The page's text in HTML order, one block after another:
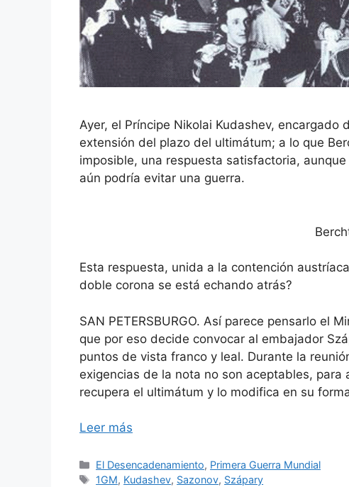
Ayer, el Príncipe Nikolai Kudashev, encargado
extensión del plazo del ultimátum; a lo que
imposible, una respuesta satisfactoria,
aún podría evitar una guerra.
Esta respuesta, unida a la contención
doble corona se está echando atrás?
SAN PETERSBURGO. Así parece pensarlo el
que por eso decide convocar al embajador
puntos de vista franco y leal. Durante la
exigencias de la nota no son aceptables,
recupera el ultimátum y lo modifica en su
Leer más
Categorías
El Desencadenamiento, Primera Guerra Mundial
Etiquetas
1GM, Kudashev, Sazonov, Szápary